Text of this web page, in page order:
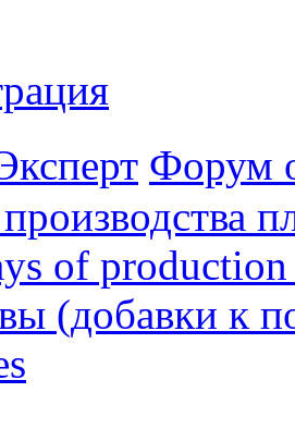
Форум
of
(добавки к